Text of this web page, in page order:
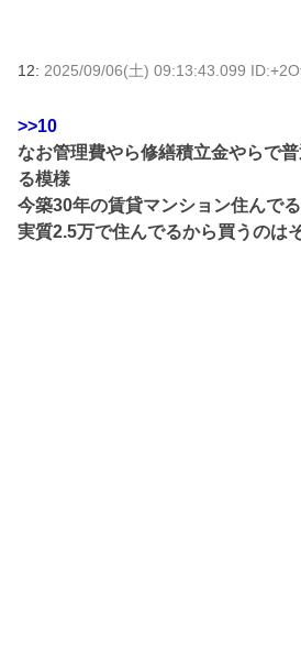
12: 2025/09/06(土) 09:13:43.099
>>10
なお管理費やら修繕積立金やらで
る模様
今築30年の賃貸マンション住んで
実質2.5万で住んでるから買うのは